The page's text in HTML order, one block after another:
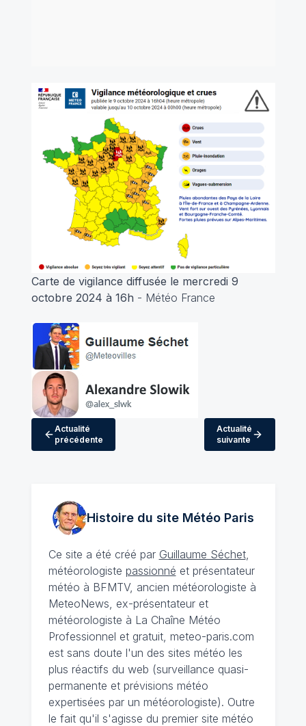
Carte de vigilance diffusée le mercredi 9
octobre 2024 à 16h - Météo France
Actualité
précédente
Actualité
suivante
Histoire du site MétéoParis
Ce site a été créé par Guillaume Séchet,
météorologiste passionné et présentateur
météo à BFMTV, ancien météorologiste à
MeteoNews, ex-présentateur et
météorologiste à La Chaîne Météo
Professionnel et gratuit, meteo-paris.com
est sans doute l'un des sites météo les
plus réactifs du web (surveillance quasi-
permanente et prévisions météo
expertisées par un météorologiste). Outre
le fait qu'il s'agisse du premier site météo